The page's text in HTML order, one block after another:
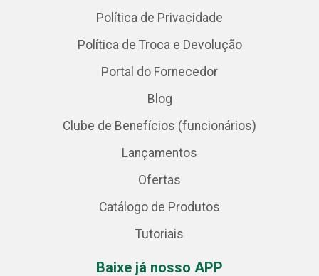
Política de Privacidade
Política de Troca e Devolução
Portal do Fornecedor
Blog
Clube de Benefícios (funcionários)
Lançamentos
Ofertas
Catálogo de Produtos
Tutoriais
Baixe já nosso APP